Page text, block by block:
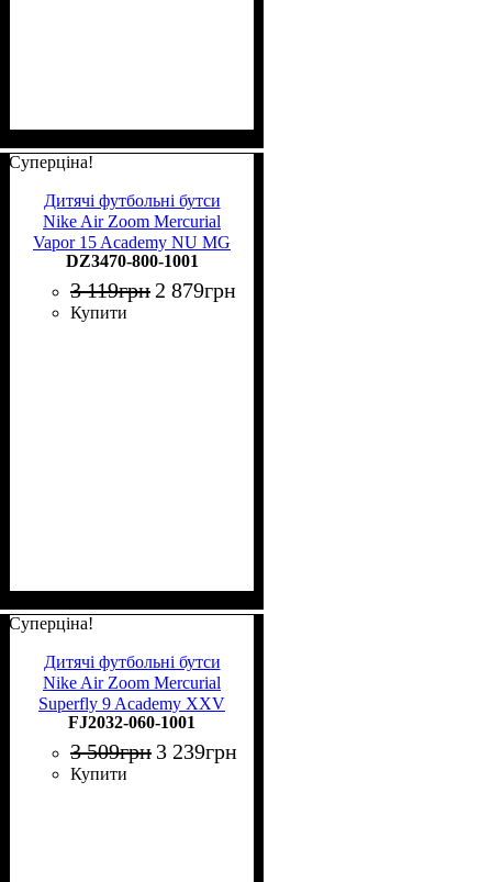
Суперціна!
Дитячі футбольні бутси
Nike Air Zoom Mercurial
Vapor 15 Academy NU MG
Junior DZ3470-800
DZ3470-800-1001
3 119грн 2 879грн
Купити
Суперціна!
Дитячі футбольні бутси
Nike Air Zoom Mercurial
Superfly 9 Academy XXV
MG Junior FJ2032-060
FJ2032-060-1001
3 509грн 3 239грн
Купити